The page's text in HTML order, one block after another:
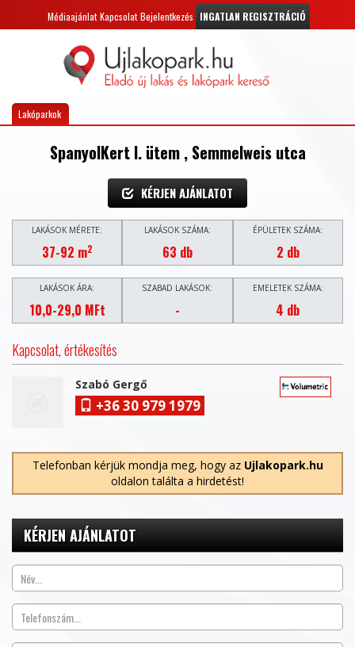
Médiaajánlat Kapcsolat Bejelentkezés INGATLAN REGISZTRÁCIÓ
Lakóparkok
SpanyolKert I. ütem , Semmelweis utca
KÉRJEN AJÁNLATOT
LAKÁSOK MÉRETE:
37-92 m2
LAKÁSOK SZÁMA:
63 db
ÉPÜLETEK SZÁMA:
2 db
LAKÁSOK ÁRA:
10,0-29,0 MFt
SZABAD LAKÁSOK:
-
EMELETEK SZÁMA:
4 db
Kapcsolat, értékesítés
Szabó Gergő
+36 30 979 1979
Telefonban kérjük mondja meg, hogy az Ujlakopark.hu
oldalon találta a hirdetést!
KÉRJEN AJÁNLATOT